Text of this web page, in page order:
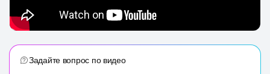
Задайте вопрос по видео